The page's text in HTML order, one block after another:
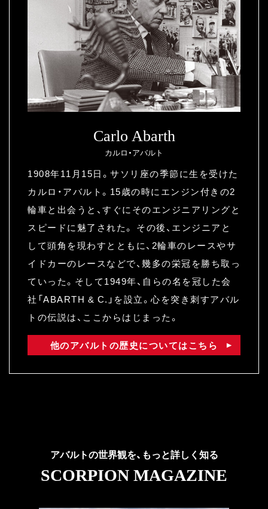
Carlo Abarth
カルロ・アバルト
1908年11月15日。サソリ座の季節に生を受けた
カルロ・アバルト。15歳の時にエンジン付きの2
輪車と出会うと、すぐにそのエンジニアリングと
スピードに魅了された。 その後、エンジニアと
して頭角を現わすとともに、2輪車のレースやサ
イドカーのレースなどで、幾多の栄冠を勝ち取っ
ていった。そして1949年、自らの名を冠した会
社「ABARTH & C.」を設立。心を突き刺すアバル
トの伝説は、ここからはじまった。
他のアバルトの歴史についてはこちら
アバルトの世界観を、もっと詳しく知る
SCORPION MAGAZINE